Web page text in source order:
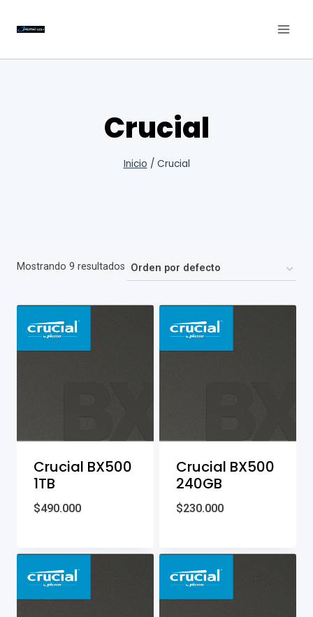
Crucial
Inicio / Crucial
Mostrando 9 resultados
Crucial BX500
1TB
$490.000
Crucial BX500
240GB
$230.000